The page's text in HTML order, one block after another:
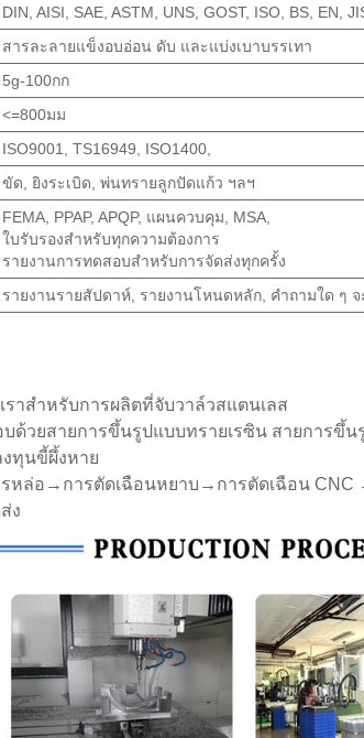
DIN, AISI, SAE, ASTM, UNS, GOST, ISO, BS, EN,
สารละลายแข็งอบอ่อน ดับ และแบ่งเบาบรรเทา
5g-100กก
<=800มม
ISO9001, TS16949, ISO1400,
ขัด, ยิงระเบิด, พ่นทรายลูกปัดแก้ว ฯลฯ
FEMA, PPAP, APQP, แผนควบคุม, MSA,
ใบรับรองสำหรับทุกความต้องการ
รายงานการทดสอบสำหรับการจัดส่งทุกครั้ง
รายงานรายสัปดาห์, รายงานโหนดหลัก, คำถามใด ๆ
ราสำหรับการผลิตที่จับวาล์วสแตนเลส
ด้วยสายการขึ้นรูปแบบทรายเรซิน สายการขึ้
ทุนขี้ผึ้งหาย
ล่อ→การตัดเฉือนหยาบ→การตัดเฉือน CNC
ง